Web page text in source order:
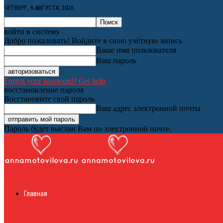
ЧЕТВЕРГ, 6 АВГУСТА, 2026
войти в систему
Добро пожаловать! Войдите в свою учётную запись
Ваше имя пользователя
Ваш пароль
Forgot your password? Get help
восстановление пароля
Восстановите свой пароль
Ваш адрес электронной почты
Пароль будет выслан Вам по электронной почте.
Главная